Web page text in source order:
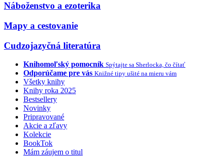
Náboženstvo a ezoterika
Mapy a cestovanie
Cudzojazyčná literatúra
Knihomoľský pomocník Spýtajte sa Sherlocka, čo čítať
Odporúčame pre vás Knižné tipy ušité na mieru vám
Všetky knihy
Knihy roka 2025
Bestsellery
Novinky
Pripravované
Akcie a zľavy
Kolekcie
BookTok
Mám záujem o titul